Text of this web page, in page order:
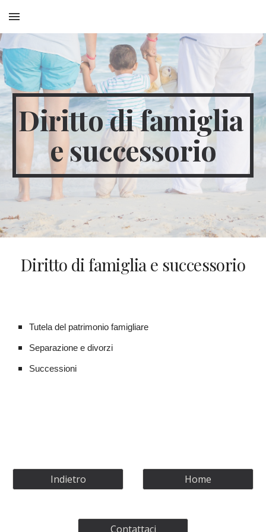
Skip to main content
Diritto di famiglia
e successorio
Diritto di famiglia e successorio
Tutela del patrimonio famigliare
Separazione e divorzi
Successioni
Indietro Home
Contattaci